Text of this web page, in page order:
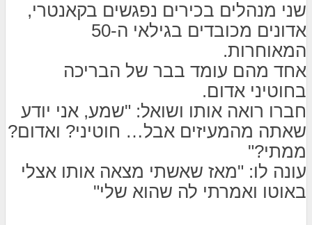
שני מנהלים בכירים נפגשים בקאנטרי,
אדונים מכובדים בגילאי ה-50
המאוחרות.
אחד מהם עומד בבר של הבריכה
בחוטיני אדום.
חברו רואה אותו ושואל: "שמע, אני יודע
שאתה מהמעיזים אבל… חוטיני? ואדום?
ממתי?"
עונה לו: "מאז שאשתי מצאה אותו אצלי
באוטו ואמרתי לה שהוא שלי"